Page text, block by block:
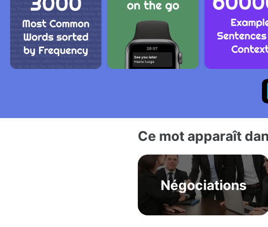
Ce mot apparaît
Négociations